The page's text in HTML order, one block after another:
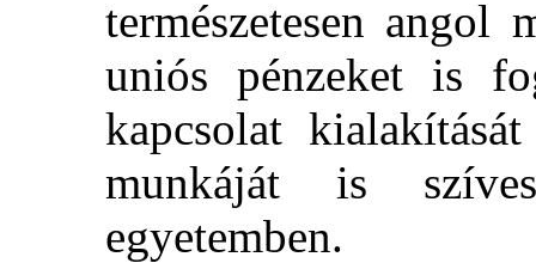
természetesen angol
uniós pénzeket is
kapcsolat
munkáját is
egyetemben.